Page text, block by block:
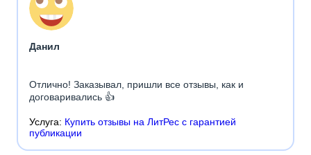
Данил
Отлично! Заказывал, пришли все отзывы, как и
договаривались 👍
Услуга: Купить отзывы на ЛитРес с гарантией
публикации